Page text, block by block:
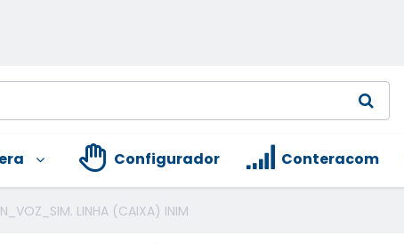
Conteracom
Configurador
LINHA (CAIXA) INIM